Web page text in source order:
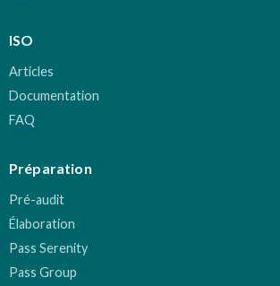
ISO
Articles
Documentation
FAQ
Préparation
Pré-audit
Élaboration
Pass Serenity
Pass Group